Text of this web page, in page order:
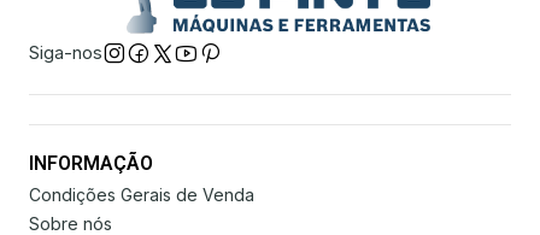
Siga-nos
INFORMAÇÃO
Condições Gerais de Venda
Sobre nós